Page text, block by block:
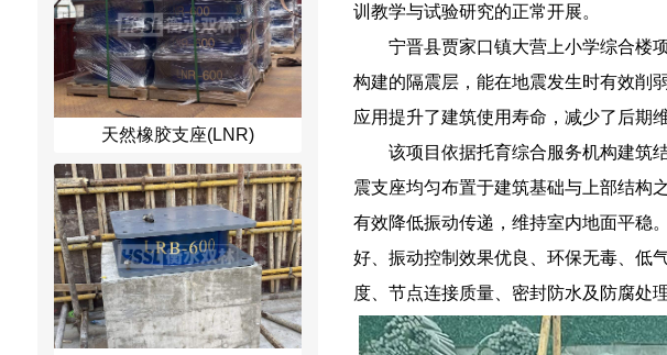
天然橡胶支座(LNR)
训教学与试验研究的正常开展。
宁晋县贾家口镇大营上小学综合楼
构建的隔震层，能在地震发生时有效削
应用提升了建筑使用寿命，减少了后期
该项目依据托育综合服务机构建筑
震支座均匀布置于建筑基础与上部结构
有效降低振动传递，维持室内地面平稳
好、振动控制效果优良、环保无毒、低
度、节点连接质量、密封防水及防腐处